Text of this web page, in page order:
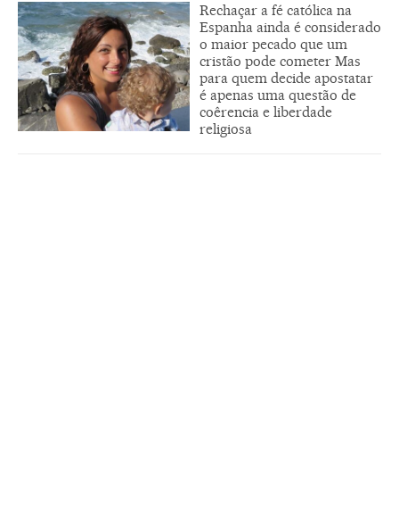
Rechaçar a fé católica na
Espanha ainda é considerado
o maior pecado que um
cristão pode cometer Mas
para quem decide apostatar
é apenas uma questão de
coêrencia e liberdade
religiosa